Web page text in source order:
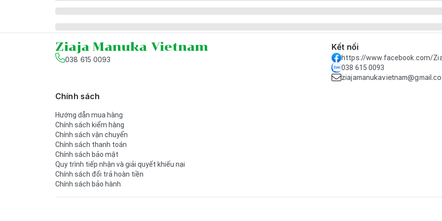
Ziaja Manuka Vietnam
038 615 0093
Kết nối
https://www.facebook.com/
038 615 0093
Chính sách
Hướng dẫn mua hàng
Chính sách kiểm hàng
Chính sách vận chuyển
Chính sách thanh toán
Chính sách bảo mật
Quy trình tiếp nhận và giải quyết khiếu nại
Chính sách đổi trả hoàn tiền
Chính sách bảo hành